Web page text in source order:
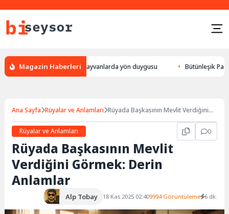
Magazin Haberleri
leylek yön bulması, hayvanlarda yön duygusu Bütünleşik
Ana Sayfa Rüyalar ve Anlamları Rüyada Başkasının Mevlit Verdiğini
Rüyalar ve Anlamları
0
Rüyada Başkasının Mevlit
Verdiğini Görmek: Derin
Anlamlar
Alp Tobay 18 Kas 2025 02:409994 Görüntüleme 6 dk.